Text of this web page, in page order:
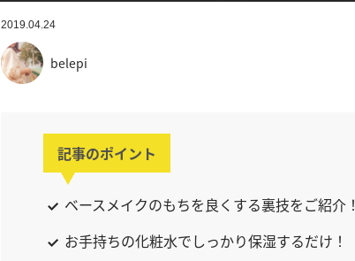
2019.04.24
belepi
記事のポイント
ベースメイクのもちを良くする裏技をご紹介！
お手持ちの化粧水でしっかり保湿するだけ！